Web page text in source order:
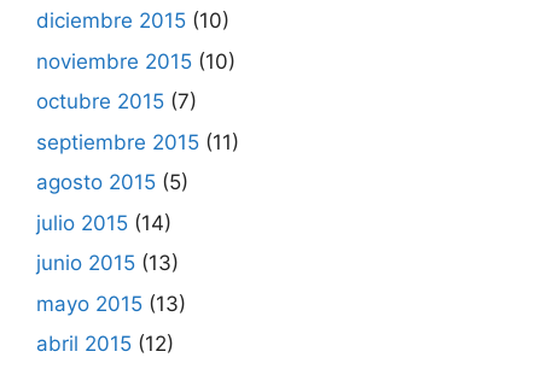
diciembre 2015 (10)
noviembre 2015 (10)
octubre 2015 (7)
septiembre 2015 (11)
agosto 2015 (5)
julio 2015 (14)
junio 2015 (13)
mayo 2015 (13)
abril 2015 (12)